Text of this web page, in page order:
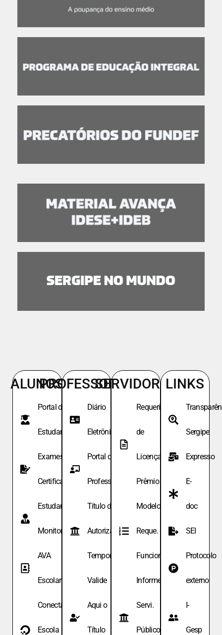
ALUNOS
Portal do
Estudante
Exames de
Certificação
Estudante
Monitor
AVA
Escolar
Conecta
Escola
PROFESSORES
Diário
Eletrônico
Portal do
Professor
Título de
Autoriza.
Temporária
Valide
Aqui o
Título
SERVIDORES
Requeri.
de
Licença
Prêmio
Modelo de
Reque. de
Funcionário
Informe
Servi.
Públicos
LINKS
Sergipe
Expresso
E-
doc
SEI
Protocolo
externo
I-
Gesp